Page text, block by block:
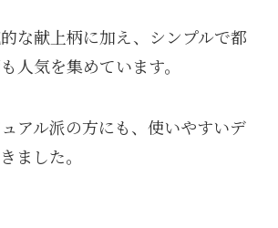
な献上柄に加え、シンプルで都
人気を集めています。
アル派の方にも、使いやすいデ
ました。